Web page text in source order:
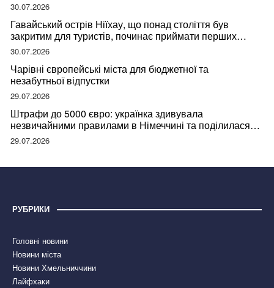
30.07.2026
Гавайський острів Ніїхау, що понад століття був
закритим для туристів, починає приймати перших
відвідувачів
30.07.2026
Чарівні європейські міста для бюджетної та
незабутньої відпустки
29.07.2026
Штрафи до 5000 євро: українка здивувала
незвичайними правилами в Німеччині та поділилася
правдою
29.07.2026
РУБРИКИ
Головні новини
Новини міста
Новини Хмельниччини
Лайфхаки